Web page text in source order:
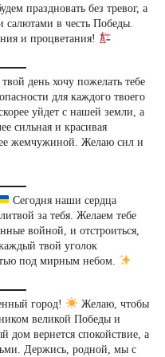
праздновать без тревог, а
салютами в честь Победы.
и процветания!
день хочу пожелать тебе
для каждого твоего
уйдет с нашей земли, а
сильная и красивая
жемчужиной. Желаю сил и
Сегодня наши сердца
за тебя. Желаем тебе
войной, и отстроиться,
твой уголок
под мирным небом.
город!
Желаю, чтобы
великой Победы и
дом вернется спокойствие, а
Держись, родной, мы с